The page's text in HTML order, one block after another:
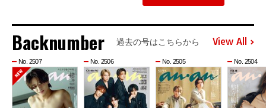
Backnumber 過去の号はこちらから View All
No. 2507 No. 2506 No. 2505 No. 2504